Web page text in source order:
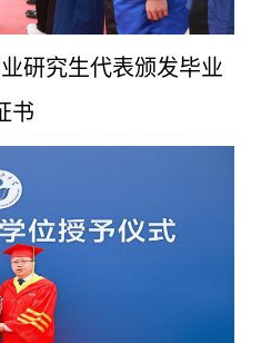
研究生代表颁发毕业
书